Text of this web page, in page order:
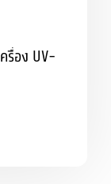
รื่อง UV-